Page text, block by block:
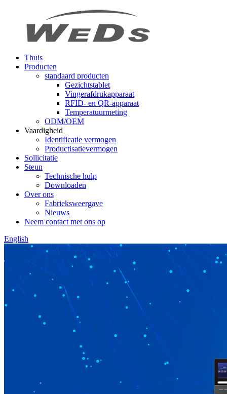
Thuis
Producten
standaard producten
Gezichtstablet
Vingerafdrukapparaat
RFID- en QR-apparaat
Temperatuurmeting
ODM/OEM
Vaardigheid
Identificatie vermogen
Productisatievermogen
Sollicitatie
Steun
Technische hulp
Downloaden
Over ons
Fabrieksweergave
Nieuws
Neem contact met ons op
English